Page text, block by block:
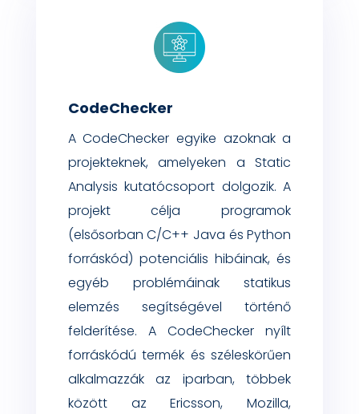
CodeChecker
ACodeChecker egyike azoknak a
projekteknek, amelyeken aStatic
Analysis kutatócsoport dolgozik. A
projekt célja
programok
(elsősorbanC/C++ Java és Python
forráskód) potenciális hibáinak, és
egyéb problémáinakstatikus
elemzés segítségével történő
felderítése. ACodeChecker nyílt
forráskódú termék és széleskörűen
alkalmazzák az iparban, többek
között az Ericsson, Mozilla,